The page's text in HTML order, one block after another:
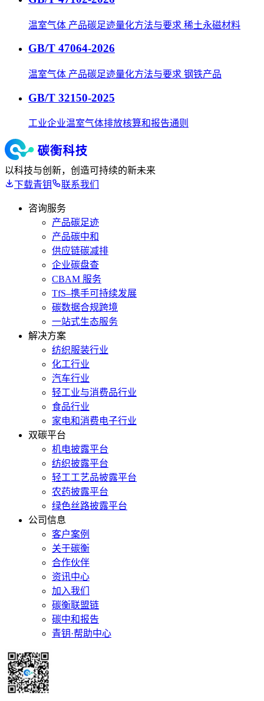
温室气体 产品碳足迹量化方法与要求 稀土永磁材料
GB/T 47064-2026
温室气体 产品碳足迹量化方法与要求 钢铁产品
GB/T 32150-2025
工业企业温室气体排放核算和报告通则
以科技与创新，创造可持续的新未来
下载青钥
联系我们
咨询服务
产品碳足迹
产品碳中和
供应链碳减排
企业碳盘查
CBAM 服务
TfS–携手可持续发展
碳数据合规跨境
一站式生态服务
解决方案
纺织服装行业
化工行业
汽车行业
轻工业与消费品行业
食品行业
家电和消费电子行业
双碳平台
机电披露平台
纺织披露平台
轻工工艺品披露平台
农药披露平台
绿色丝路披露平台
公司信息
客户案例
关于碳衡
合作伙伴
资讯中心
加入我们
碳衡联盟链
碳中和报告
青钥·帮助中心